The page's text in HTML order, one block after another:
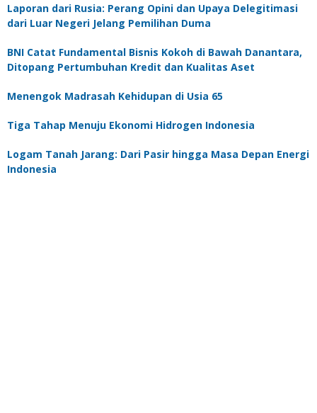
Laporan dari Rusia: Perang Opini dan Upaya Delegitimasi
dari Luar Negeri Jelang Pemilihan Duma
BNI Catat Fundamental Bisnis Kokoh di Bawah Danantara,
Ditopang Pertumbuhan Kredit dan Kualitas Aset
Menengok Madrasah Kehidupan di Usia 65
Tiga Tahap Menuju Ekonomi Hidrogen Indonesia
Logam Tanah Jarang: Dari Pasir hingga Masa Depan Energi
Indonesia